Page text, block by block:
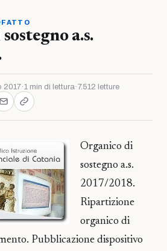
a.s.
2017·1 min di lettura·7.512 letture
Organico di
sostegno a.s.
2017/2018.
Ripartizione
organico di
Pubblicazione dispositivo